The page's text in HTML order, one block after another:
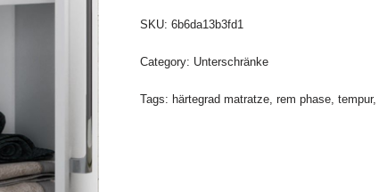
SKU: 6b6da13b3fd1
Category: Unterschränke
Tags: härtegrad matratze, rem phase, tempur,